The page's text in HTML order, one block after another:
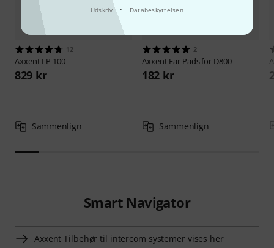
Udskriv · Databeskyttelsen
12
Axxent LP 100
829 kr
Sammenlign
2
Axxent Ear Pads for D800
182 kr
Sammenlign
Smart Navigator
Axxent Tilbehør til intercom systemer vises her